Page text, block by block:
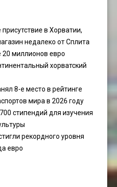
в Хорватии,
недалеко от Сплита
20 миллионов евро
хорватский
8-е место в рейтинге
мира в 2026 году
стипендий для изучения
рекордного уровня
евро